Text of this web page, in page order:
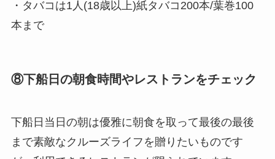
・タバコは1人(18歳以上)紙タバコ200本/葉巻100
本まで
⑧下船日の朝食時間やレストランをチェック
下船日当日の朝は優雅に朝食を取って最後の最後
まで素敵なクルーズライフを贈りたいものです